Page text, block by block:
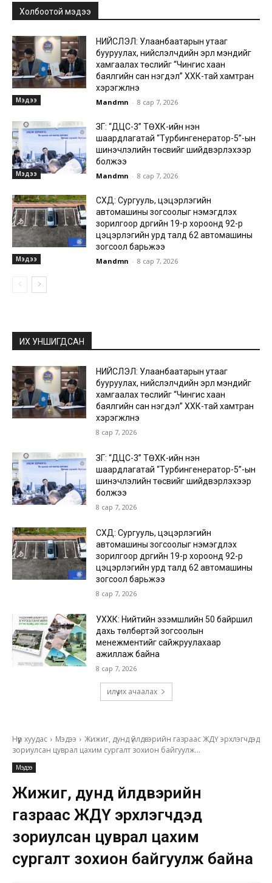
Холбоотой мэдээ
Мэдээ
НИЙСЛЭЛ: Улаанбаатарын утааг
бууруулах, нийслэлчүүдийн эрүүл мэндийг
хамгаалах төслийг “Чингис хаан
баялгийн сан нэгдэл” ХХК-тай хамтран
хэрэгжүүлнэ
Mandmn - 8 сар 7, 2026
Мэдээ
ЗГ: “ДЦС-3” ТӨХК-ийн нэн
шаардлагатай “Турбингенератор-5”-ын
шинэчлэлийн төсвийг шийдвэрлэхээр
болжээ
Mandmn - 8 сар 7, 2026
Мэдээ
СХД: Сургууль, цэцэрлэгийн
автомашины зогсоолыг нэмэгдүүлэх
зорилгоор дүүргийн 19-р хороонд 92-р
цэцэрлэгийн урд талд 62 автомашины
зогсоол барьжээ
Mandmn - 8 сар 7, 2026
ИХ УНШИГДСАН
НИЙСЛЭЛ: Улаанбаатарын утааг
бууруулах, нийслэлчүүдийн эрүүл мэндийг
хамгаалах төслийг “Чингис хаан
баялгийн сан нэгдэл” ХХК-тай хамтран
хэрэгжүүлнэ
8 сар 7, 2026
ЗГ: “ДЦС-3” ТӨХК-ийн нэн
шаардлагатай “Турбингенератор-5”-ын
шинэчлэлийн төсвийг шийдвэрлэхээр
болжээ
8 сар 7, 2026
СХД: Сургууль, цэцэрлэгийн
автомашины зогсоолыг нэмэгдүүлэх
зорилгоор дүүргийн 19-р хороонд 92-р
цэцэрлэгийн урд талд 62 автомашины
зогсоол барьжээ
8 сар 7, 2026
УХХК: Нийтийн эзэмшлийн 50 байршил
дахь төлбөртэй зогсоолын
менежментийг сайжруулахаар
ажиллаж байна
8 сар 7, 2026
илүү их ачаалах